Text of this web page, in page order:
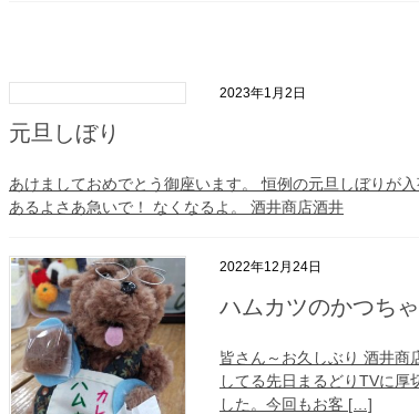
2023年1月2日
元旦しぼり
あけましておめでとう御座います。 恒例の元旦しぼりが
あるよさあ急いで！ なくなるよ。 酒井商店酒井
2022年12月24日
ハムカツのかつち
皆さん～お久しぶり 酒井商店の
してる先日まるどりTVに厚
した。今回もお客 […]